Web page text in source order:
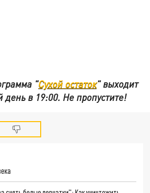
"Сухой остаток" выходит
в 19:00. Не пропустите!